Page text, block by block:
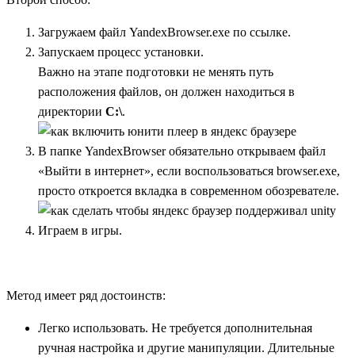
Загружаем файл YandexBrowser.exe по ссылке.
Запускаем процесс установки.
Важно на этапе подготовки не менять путь
расположения файлов, он должен находиться в
директории C:\.
В папке YandexBrowser обязательно открываем файл
«Выйти в интернет», если воспользоваться browser.exe,
просто откроется вкладка в современном обозревателе.
Играем в игры.
Метод имеет ряд достоинств:
Легко использовать. Не требуется дополнительная
ручная настройка и другие манипуляции. Длительные